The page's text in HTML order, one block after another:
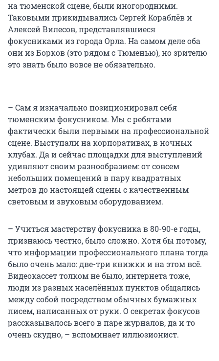
на тюменской сцене, были иногородними.
Таковыми прикидывались Сергей Кораблёв и
Алексей Вилесов, представлявшиеся
фокусниками из города Орла. На самом деле оба
они из Борков (это рядом с Тюменью), но зрителю
это знать было вовсе не обязательно.
– Сам я изначально позиционировал себя
тюменским фокусником. Мы с ребятами
фактически были первыми на профессиональной
сцене. Выступали на корпоративах, в ночных
клубах. Да и сейчас площадки для выступлений
удивляют своим разнообразием: от совсем
небольших помещений в пару квадратных
метров до настоящей сцены с качественным
световым и звуковым оборудованием.
– Учиться мастерству фокусника в 80-90-е годы,
признаюсь честно, было сложно. Хотя бы потому,
что информации профессионального плана тогда
было очень мало: две-три книжки и на этом всё.
Видеокассет толком не было, интернета тоже,
люди из разных населённых пунктов общались
между собой посредством обычных бумажных
писем, написанных от руки. О секретах фокусов
рассказывалось всего в паре журналов, да и то
очень скудно, – вспоминает иллюзионист.